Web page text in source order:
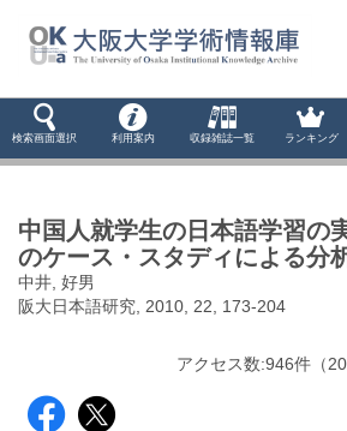
検索画面選択 利用案内 収録雑誌一覧 ランキング
中国人就学生の日本語学習の
のケース・スタディによる分
中井, 好男
阪大日本語研究, 2010, 22, 173-204
アクセス数:946件 （